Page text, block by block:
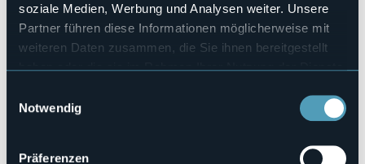
soziale Medien, Werbung und Analysen weiter. Unsere
Partner führen diese Informationen möglicherweise mit
weiteren Daten zusammen, die Sie ihnen bereitgestellt
haben oder die sie im Rahmen Ihrer Nutzung der Dienste
Notwendig
Präferenzen
Veranstaltungsmanager
Associazione Turistica Pro Loco Villette APS
Veranstaltungsort
Telefon